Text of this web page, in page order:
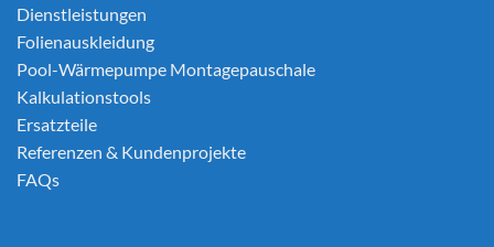
Dienstleistungen
Folienauskleidung
Pool-Wärmepumpe Montagepauschale
Kalkulationstools
Ersatzteile
Referenzen & Kundenprojekte
FAQs